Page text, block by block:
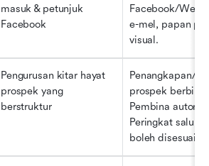
masuk & petunjuk
Facebook
Facebook/Web
e-mel, papan
visual.
Pengurusan kitar hayat
prospek yang
berstruktur
Penangkapan/
prospek
Pembina
Peringkat
boleh